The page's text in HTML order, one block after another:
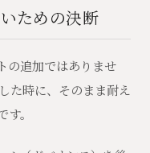
ための決断
の追加ではありませ
た時に、そのまま耐え
。